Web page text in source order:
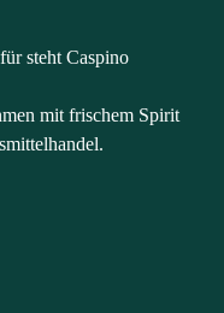
steht Caspino
mit frischem Spirit